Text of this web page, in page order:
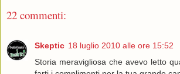
22 commenti:
Skeptic 18 luglio 2010 alle ore 15:52
Storia meravigliosa che avevo letto